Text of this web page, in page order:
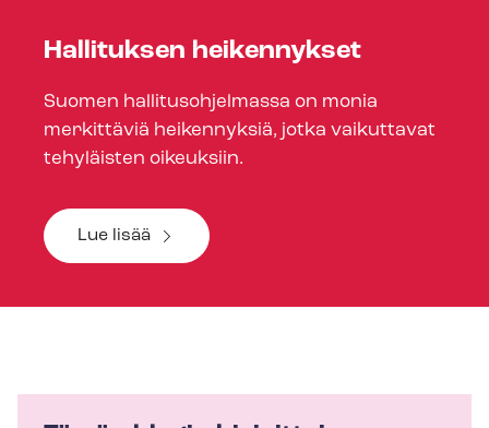
Hallituksen heikennykset
Suomen hal­li­tus­oh­jel­mas­sa on monia
merkittäviä heikennyksiä, jotka vaikuttavat
tehyläisten oikeuksiin.
Lue lisää